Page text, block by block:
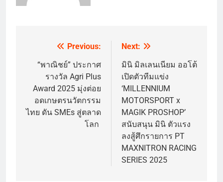
navigation
Previous:
“พาณิชย์” ประกาศ
รางวัล Agri Plus
Award 2025 มุ่งต่อย
อดเกษตรนวัตกรรม
ไทย ดัน SMEs สู่ตลาด
โลก
Next:
มินิ มิลเลนเนียม ออโต้
เปิดตัวทีมแข่ง
‘MILLENNIUM
MOTORSPORT x
MAGIK PROSHOP’
สนับสนุน มินิ ตัวแรง
ลงสู้ศึกรายการ PT
MAXNITRON RACING
SERIES 2025